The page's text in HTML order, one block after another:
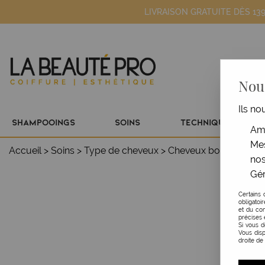
LIVRAISON GRATUITE DÈS
SHAMPOOINGS SOINS TECHNIQUE
Accueil > Soins > Type de cheveux > Cheveux bouclés &
Ils
Certains
et du
précises
Si vous
Vous
droite de